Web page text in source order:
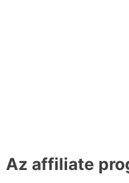
Az affiliate